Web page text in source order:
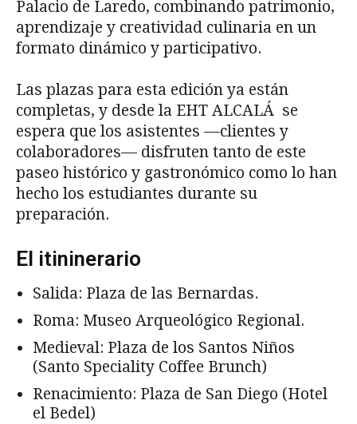
Palacio de Laredo, combinando patrimonio,
aprendizaje y creatividad culinaria en un
formato dinámico y participativo.
Las plazas para esta edición ya están
completas, y desde la EHT ALCALÁ se
espera que los asistentes —clientes y
colaboradores— disfruten tanto de este
paseo histórico y gastronómico como lo han
hecho los estudiantes durante su
preparación.
El itininerario
Salida: Plaza de las Bernardas.
Roma: Museo Arqueológico Regional.
Medieval: Plaza de los Santos Niños
(Santo Speciality Coffee Brunch)
Renacimiento: Plaza de San Diego (Hotel
el Bedel)